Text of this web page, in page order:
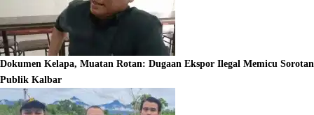
Dokumen Kelapa, Muatan Rotan: Dugaan Ekspor Ilegal Memicu Sorotan
Publik Kalbar